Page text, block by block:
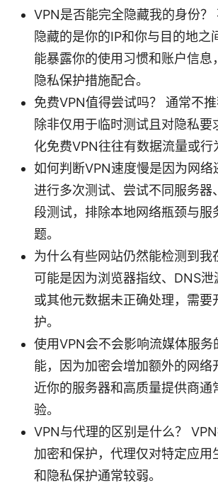
VPN是否能完全隐藏我的身份？
隐藏的是你的IP和你与目的地之
能暴露你的使用习惯和账户信息
隐私保护措施配合。
免费VPN值得尝试吗？ 通常不推
除非仅用于临时测试且对隐私要
化免费VPN往往有数据流量或行
如何判断VPN速度慢是因为网络
进行多次测试、尝试不同服务器
段测试，排除本地网络瓶颈与服
题。
为什么有些网站仍然能检测到我
可能是因为浏览器指纹、DNS
或其他元数据未正确处理，需要
护。
使用VPN会不会影响流媒体服务
能，因为加密会增加额外的网络
近你的服务器和高质量提供商通
验。
VPN与代理的区别是什么？
加密和保护，代理仅对特定应用
和隐私保护通常较弱。